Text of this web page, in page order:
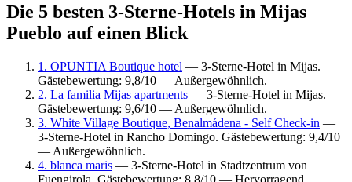
Die 5 besten 3-Sterne-Hotels in Mijas
Pueblo auf einen Blick
1. OPUNTIA Boutique hotel — 3-Sterne-Hotel in Mijas.
Gästebewertung: 9,8/10 — Außergewöhnlich.
2. La familia Mijas apartments — 3-Sterne-Hotel in Mijas.
Gästebewertung: 9,6/10 — Außergewöhnlich.
3. White Village Boutique, Benalmádena - Self Check-in —
3-Sterne-Hotel in Rancho Domingo. Gästebewertung: 9,4/10
— Außergewöhnlich.
4. blanca maris — 3-Sterne-Hotel in Stadtzentrum von
Fuengirola. Gästebewertung: 8,8/10 — Hervorragend.